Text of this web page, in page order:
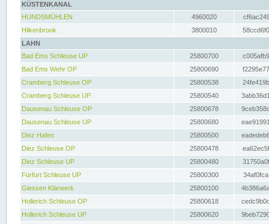
KÜSTENKANAL
HUNDSMÜHLEN
4960020
Hilkenbrook
3800010
LAHN
Bad Ems Schleuse UP
25800700
Bad Ems Wehr OP
25800690
Cramberg Schleuse OP
25800538
Cramberg Schleuse UP
25800540
Dausenau Schleuse OP
25800678
Dausenau Schleuse UP
25800680
Diez Hafen
25800500
Diez Schleuse OP
25800478
Diez Schleuse UP
25800480
Fürfurt Schleuse UP
25800300
Giessen Klärwerk
25800100
Hollerich Schleuse OP
25800618
Hollerich Schleuse UP
25800620